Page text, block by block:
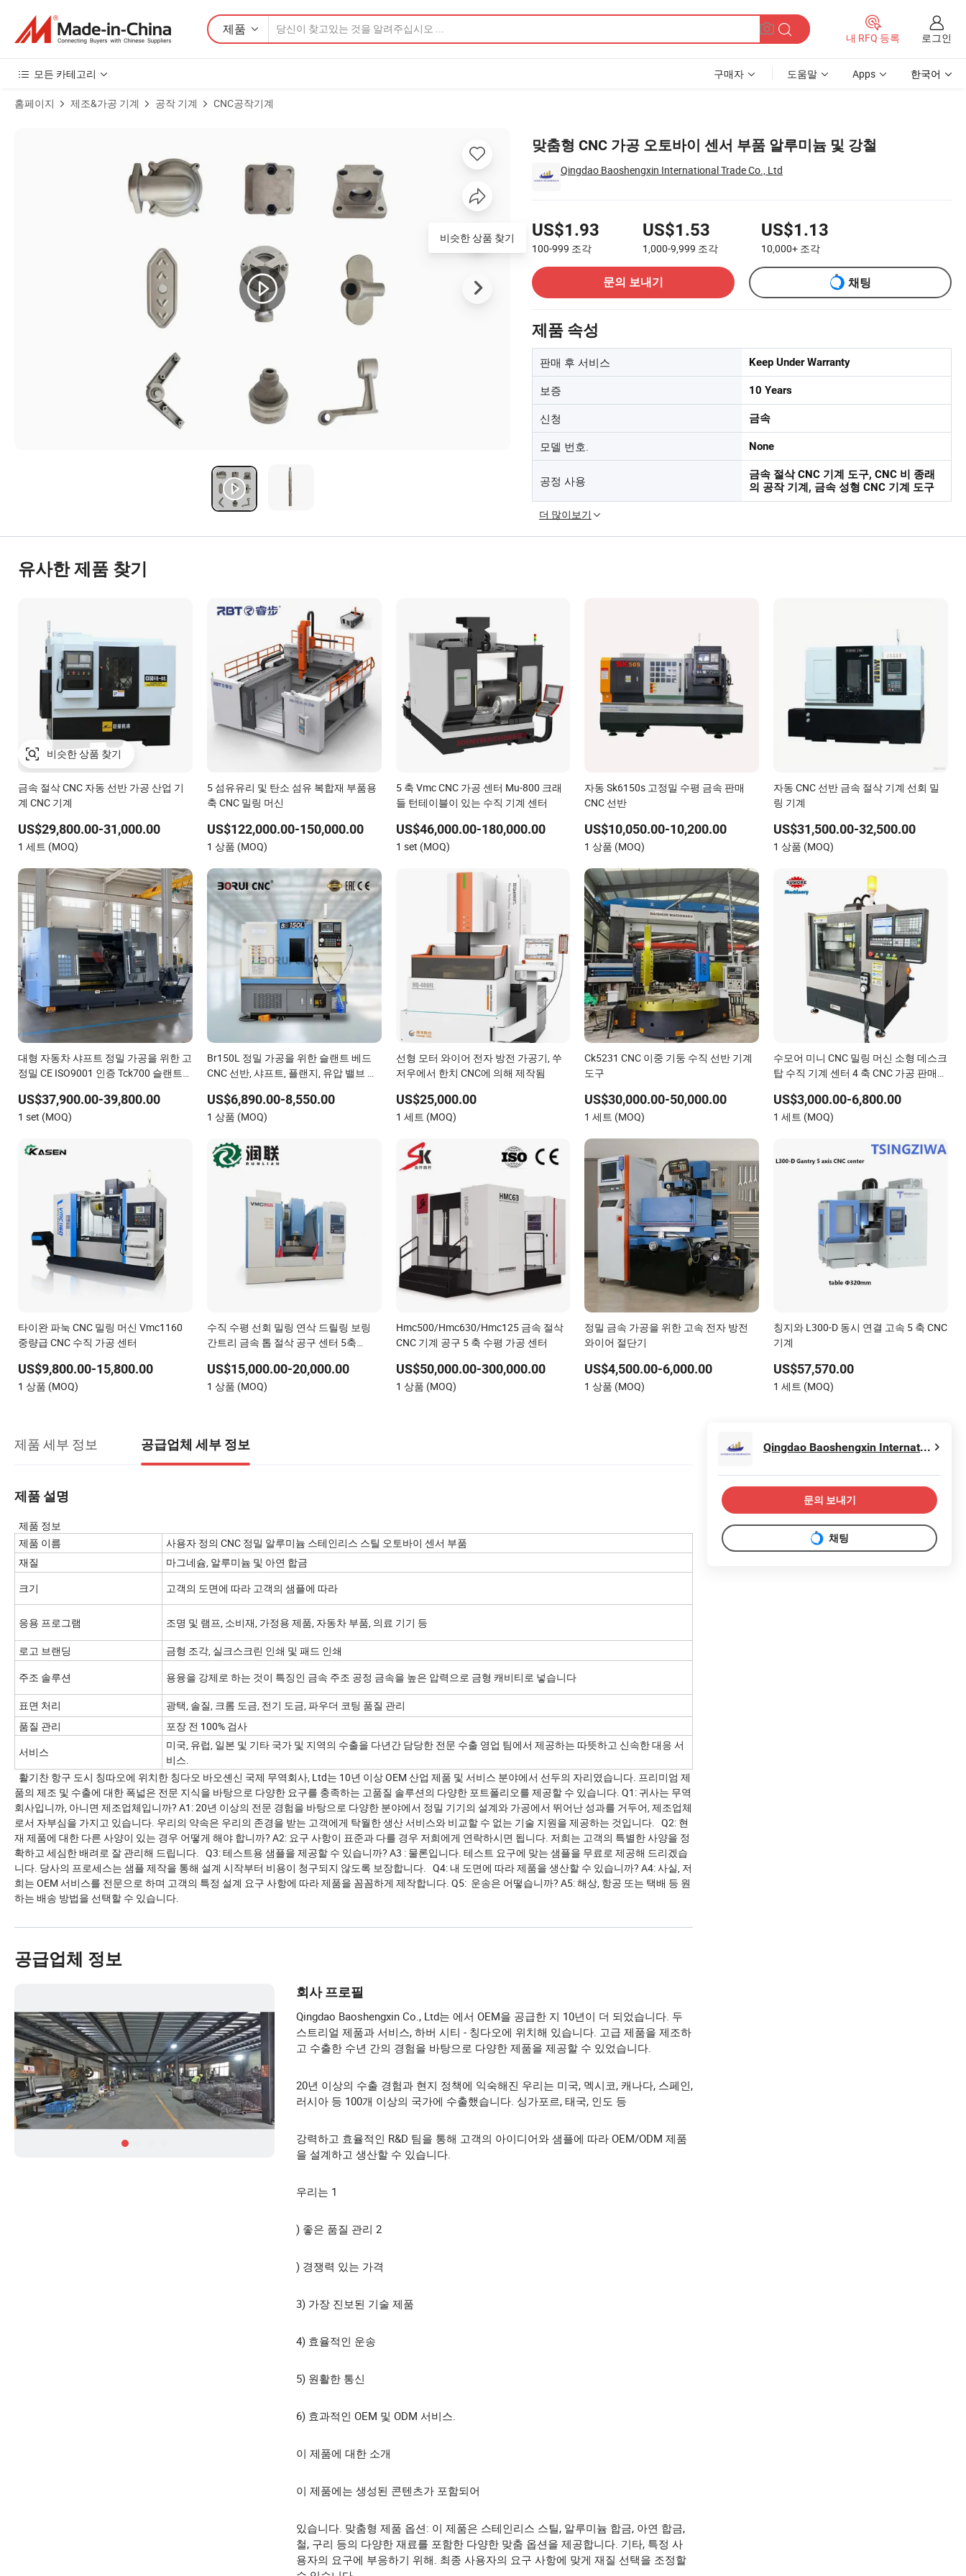
제품
내 RFQ 등록 로그인
모든 카테고리 구매자 도움말 Apps 한국어
홈페이지 제조&가공 기계 공작 기계 CNC공작기계
맞춤형 CNC 가공 오토바이 센서 부품 알루미늄 및 강철
Qingdao Baoshengxin International Trade Co., Ltd
US$1.93
100-999 조각
US$1.53
1,000-9,999 조각
US$1.13
10,000+ 조각
문의 보내기
채팅
제품 속성
판매 후 서비스 Keep Under Warranty
보증 10 Years
신청 금속
모델 번호. None
공정 사용
금속 절삭 CNC 기계 도구, CNC 비 종래
의 공작 기계, 금속 성형 CNC 기계 도구
더 많이보기
비슷한 상품 찾기
유사한 제품 찾기
비슷한 상품 찾기
금속 절삭 CNC 자동 선반 가공 산업 기
계 CNC 기계
US$29,800.00-31,000.00
1 세트 (MOQ)
5 섬유유리 및 탄소 섬유 복합재 부품용
축 CNC 밀링 머신
US$122,000.00-150,000.00
1 상품 (MOQ)
5 축 Vmc CNC 가공 센터 Mu-800 크래
들 턴테이블이 있는 수직 기계 센터
US$46,000.00-180,000.00
1 set (MOQ)
자동 Sk6150s 고정밀 수평 금속 판매
CNC 선반
US$10,050.00-10,200.00
1 상품 (MOQ)
자동 CNC 선반 금속 절삭 기계 선회 밀
링 기계
US$31,500.00-32,500.00
1 상품 (MOQ)
대형 자동차 샤프트 정밀 가공을 위한 고
정밀 CE ISO9001 인증 Tck700 슬랜트
US$37,900.00-39,800.00
1 set (MOQ)
Br150L 정밀 가공을 위한 슬랜트 베드
CNC 선반, 샤프트, 플랜지, 유압 밸브 및
±0.008mm 반복성
US$6,890.00-8,550.00
1 상품 (MOQ)
선형 모터 와이어 전자 방전 가공기, 쑤
저우에서 한치 CNC에 의해 제작됨
US$25,000.00
1 세트 (MOQ)
Ck5231 CNC 이중 기둥 수직 선반 기계
도구
US$30,000.00-50,000.00
1 세트 (MOQ)
수모어 미니 CNC 밀링 머신 소형 데스크
탑 수직 기계 센터 4 축 CNC 가공 판매
US$3,000.00-6,800.00
1 세트 (MOQ)
타이완 파눅 CNC 밀링 머신 Vmc1160
중량급 CNC 수직 가공 센터
US$9,800.00-15,800.00
1 상품 (MOQ)
수직 수평 선회 밀링 연삭 드릴링 보링
간트리 금속 톱 절삭 공구 센터 5축
기계
US$15,000.00-20,000.00
1 상품 (MOQ)
Hmc500/Hmc630/Hmc125 금속 절삭
CNC 기계 공구 5 축 수평 가공 센터
US$50,000.00-300,000.00
1 상품 (MOQ)
정밀 금속 가공을 위한 고속 전자 방전
와이어 절단기
US$4,500.00-6,000.00
1 상품 (MOQ)
칭지와 L300-D 동시 연결 고속 5 축 CNC
기계
US$57,570.00
1 세트 (MOQ)
제품 세부 정보 공급업체 세부 정보
제품 설명
제품 정보
제품 이름
사용자 정의 CNC 정밀 알루미늄 스테인리스 스틸 오토바이 센서 부품
재질
마그네슘, 알루미늄 및 아연 합금
크기
고객의 도면에 따라 고객의 샘플에 따라
응용 프로그램 조명 및 램프, 소비재, 가정용 제품, 자동차 부품, 의료 기기 등
로고 브랜딩
금형 조각, 실크스크린 인쇄 및 패드 인쇄
주조 솔루션
용융을 강제로 하는 것이 특징인 금속 주조 공정 금속을 높은 압력으로 금형 캐비티로 넣습니다
표면 처리
광택, 솔질, 크롬 도금, 전기 도금, 파우더 코팅 품질 관리
품질 관리
포장 전 100% 검사
서비스
미국, 유럽, 일본 및 기타 국가 및 지역의 수출을 다년간 담당한 전문 수출 영업 팀에서 제공하는 따뜻하고 신속한 대응 서
비스.
활기찬 항구 도시 칭따오에 위치한 칭다오 바오셴신 국제 무역회사, Ltd는 10년 이상 OEM 산업 제품 및 서비스 분야에서 선두의 자리였습니다. 프리미엄 제
품의 제조 및 수출에 대한 폭넓은 전문 지식을 바탕으로 다양한 요구를 충족하는 고품질 솔루션의 다양한 포트폴리오를 제공할 수 있습니다. Q1: 귀사는 무역
회사입니까, 아니면 제조업체입니까? A1: 20년 이상의 전문 경험을 바탕으로 다양한 분야에서 정밀 기기의 설계와 가공에서 뛰어난 성과를 거두어, 제조업체
로서 자부심을 가지고 있습니다. 우리의 약속은 우리의 존경을 받는 고객에게 탁월한 생산 서비스와 비교할 수 없는 기술 지원을 제공하는 것입니다. Q2: 현
재 제품에 대한 다른 사양이 있는 경우 어떻게 해야 합니까? A2: 요구 사항이 표준과 다를 경우 저희에게 연락하시면 됩니다. 저희는 고객의 특별한 사양을 정
확하고 세심한 배려로 잘 관리해 드립니다. Q3: 테스트용 샘플을 제공할 수 있습니까? A3 : 물론입니다. 테스트 요구에 맞는 샘플을 무료로 제공해 드리겠습
니다. 당사의 프로세스는 샘플 제작을 통해 설계 시작부터 비용이 청구되지 않도록 보장합니다. Q4: 내 도면에 따라 제품을 생산할 수 있습니까? A4: 사실, 저
희는 OEM 서비스를 전문으로 하며 고객의 특정 설계 요구 사항에 따라 제품을 꼼꼼하게 제작합니다. Q5: 운송은 어떻습니까? A5: 해상, 항공 또는 택배 등 원
하는 배송 방법을 선택할 수 있습니다.
공급업체 정보
회사 프로필
Qingdao Baoshengxin Co., Ltd는 에서 OEM을 공급한 지 10년이 더 되었습니다. 두
스트리얼 제품과 서비스, 하버 시티 - 칭다오에 위치해 있습니다. 고급 제품을 제조하
고 수출한 수년 간의 경험을 바탕으로 다양한 제품을 제공할 수 있었습니다.
20년 이상의 수출 경험과 현지 정책에 익숙해진 우리는 미국, 멕시코, 캐나다, 스페인,
러시아 등 100개 이상의 국가에 수출했습니다. 싱가포르, 태국, 인도 등
강력하고 효율적인 R&D 팀을 통해 고객의 아이디어와 샘플에 따라 OEM/ODM 제품
을 설계하고 생산할 수 있습니다.
우리는 1
) 좋은 품질 관리 2
) 경쟁력 있는 가격
3) 가장 진보된 기술 제품
4) 효율적인 운송
5) 원활한 통신
6) 효과적인 OEM 및 ODM 서비스.
이 제품에 대한 소개
이 제품에는 생성된 콘텐츠가 포함되어
있습니다. 맞춤형 제품 옵션: 이 제품은 스테인리스 스틸, 알루미늄 합금, 아연 합금,
철, 구리 등의 다양한 재료를 포함한 다양한 맞춤 옵션을 제공합니다. 기타, 특정 사
용자의 요구에 부응하기 위해. 최종 사용자의 요구 사항에 맞게 재질 선택을 조정할
Qingdao Baoshengxin International Trade Co., Ltd
문의 보내기
채팅